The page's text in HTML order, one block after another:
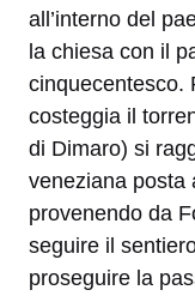
all’interno del
la chiesa con il
cinquecentesco.
costeggia il
di Dimaro) si
veneziana posta
provenendo da
seguire il
proseguire la